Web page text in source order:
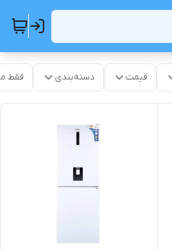
قیمت دسته‌بندی فقط